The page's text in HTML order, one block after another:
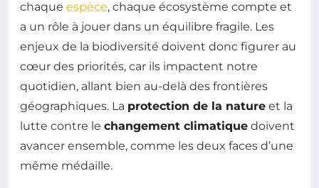
chaque espèce, chaque écosystème compte et
a un rôle à jouer dans un équilibre fragile. Les
enjeux de la biodiversité doivent donc figurer au
cœur des priorités, car ils impactent notre
quotidien, allant bien au-delà des frontières
géographiques. La protection de la nature et la
lutte contre le changement climatique doivent
avancer ensemble, comme les deux faces d’une
même médaille.